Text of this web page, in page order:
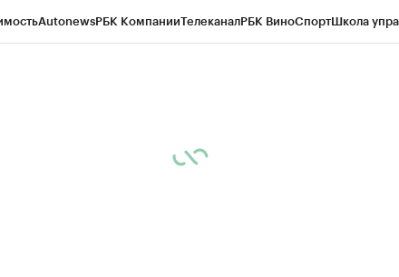
AutonewsРБК КомпанииТелеканалРБК ВиноСпортШкола